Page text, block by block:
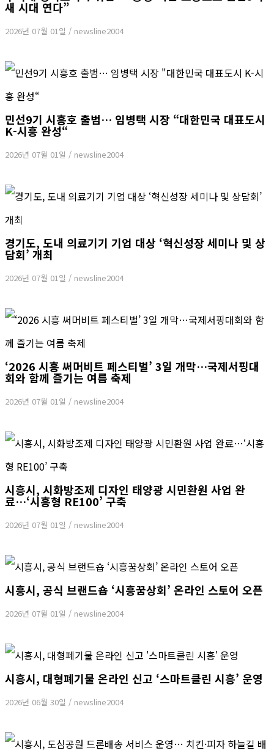
새 시대 연다”
2026년 07월 01일 / newsline2004
민선9기 시흥호 출범… 임병택 시장 “대한민국 대표도시
K-시흥 완성“
2026년 07월 01일 / newsline2004
경기도, 도내 의료기기 기업 대상 ‘혁신성장 세미나 및 상
담회’ 개최
2026년 07월 01일 / newsline2004
‘2026 시흥 써머비트 페스티벌’ 3일 개막…국제서핑대
회와 함께 즐기는 여름 축제
2026년 07월 01일 / newsline2004
시흥시, 시화방조제 디자인 태양광 시민환원 사업 완
료…‘시흥형 RE100’ 구축
2026년 07월 01일 / newsline2004
시흥시, 공식 브랜드숍 ‘시흥꿈상회’ 온라인 스토어 오픈
2026년 07월 01일 / newsline2004
시흥시, 대형폐기물 온라인 신고 ‘스마트클린 시흥’ 운영
2026년 06월 30일 / newsline2004